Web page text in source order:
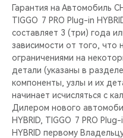
КРОССОВЕРЫ
СЕДАНЫ
НОВИНКИ
КРЕДИТ И СТРАХОВАНИЕ
ЗАПЧАСТИ И АКСЕССУАРЫ
ПОДДЕРЖКА
CHERY CONNECT
О БРЕНДЕ
CHERY В СОЦСЕТЯХ
ЛЮДИ CHERY
БЛАГОТВОРИТЕЛЬНОСТЬ
CHERY REMOTE
КРЕДИТ
МЫ В СОЦСЕТЯХ
Гарантия на Автомобиль
TIGGO 7 PRO Plug-in
составляет 3 (три) года
зависимости от того, что
ограничениями на
детали (указаны в
компоненты, узлы и их
начинает исчисляться с
Дилером нового
HYBRID, TIGGO 7 PRO
HYBRID первому